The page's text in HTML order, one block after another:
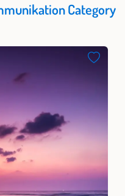
Category